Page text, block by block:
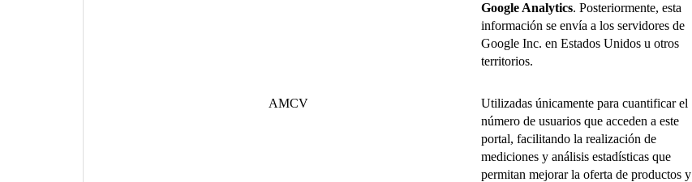
Google Analytics. Posteriormente, esta
información se envía a los servidores de
Google Inc. en Estados Unidos u otros
territorios.
AMCV
Utilizadas únicamente para cuantificar el
número de usuarios que acceden a este
portal, facilitando la realización de
mediciones y análisis estadísticas que
permitan mejorar la oferta de productos y